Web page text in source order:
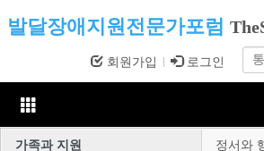
발달장애지원전문가포럼
회원가입 로그인
가족과 지원
정서와